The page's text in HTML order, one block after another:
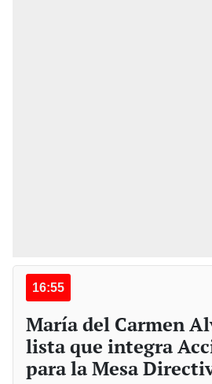
16:55
María del Carmen
lista que integra
para la Mesa